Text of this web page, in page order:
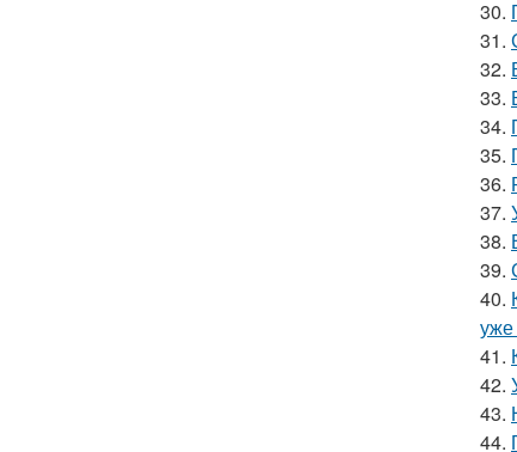
30.
31.
32.
33.
34.
35.
36.
37.
38.
39.
40.
41.
42.
43.
44.